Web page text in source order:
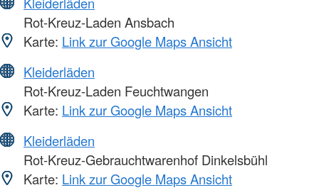
Rot-Kreuz-Laden Ansbach
Karte: Link zur Google Maps Ansicht
Kleiderläden
Rot-Kreuz-Laden Feuchtwangen
Karte: Link zur Google Maps Ansicht
Kleiderläden
Rot-Kreuz-Gebrauchtwarenhof Dinkelsbühl
Karte: Link zur Google Maps Ansicht